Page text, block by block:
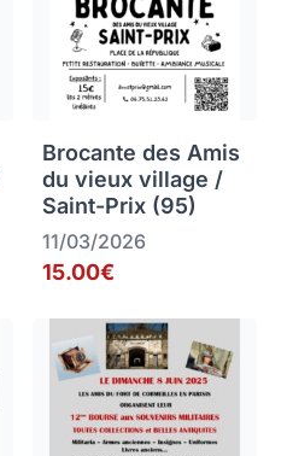
Brocante des Amis
du vieux village /
Saint-Prix (95)
11/03/2026
15.00€